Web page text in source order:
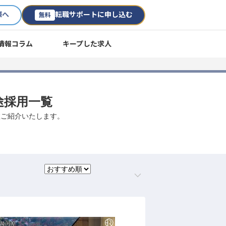
へ 無料 転職サポートに申し込む
報コラム キープした求人
用一覧
紹介いたします。